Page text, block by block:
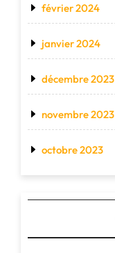
février 2024
janvier 2024
décembre 2023
novembre 2023
octobre 2023